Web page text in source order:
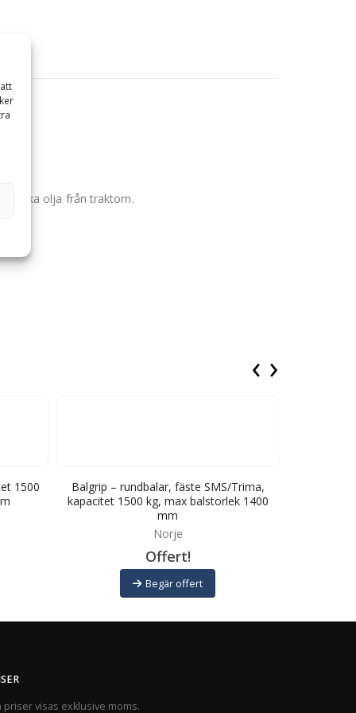
läcka olja från traktorn.
1500
Balgrip – rundbalar, fäste SMS/Trima,
kapacitet 1500 kg, max balstorlek 1400
mm
Norje
Offert!
Begär offert
‹ ›
priser visas exklusive moms.